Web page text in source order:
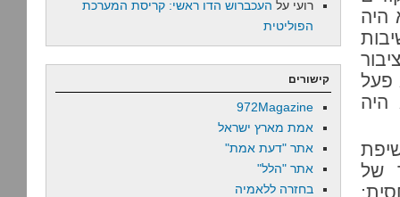
היה
פעל
היה
של
רועי על העכברוש הדו ראשי: קריסת המערכת
הפוליטית
קישורים
972Magazine
אמת מארץ ישראל
אתר "דעת אמת"
אתר "הלל"
בחזרה ללאמיה